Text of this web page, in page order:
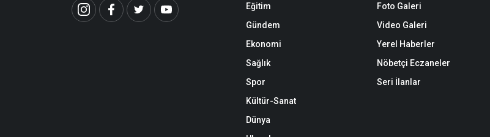
Eğitim
Gündem
Ekonomi
Sağlık
Spor
Kültür-Sanat
Dünya
Foto Galeri
Video Galeri
Yerel Haberler
Nöbetçi Eczaneler
Seri İlanlar